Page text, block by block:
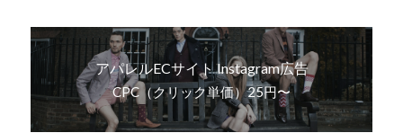
アパレルECサイト Instagram広告
CPC（クリック単価）25円〜